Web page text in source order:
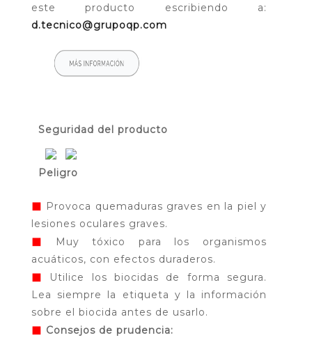
este producto escribiendo a:
d.tecnico@grupoqp.com
Seguridad del producto
Peligro
◼ Provoca quemaduras graves en la piel y
lesiones oculares graves.
◼
Muy tóxico para los organismos
acuáticos, con efectos duraderos.
◼
Utilice los biocidas de forma segura.
Lea siempre la etiqueta y la información
sobre el biocida antes de usarlo.
◼ Consejos de prudencia: